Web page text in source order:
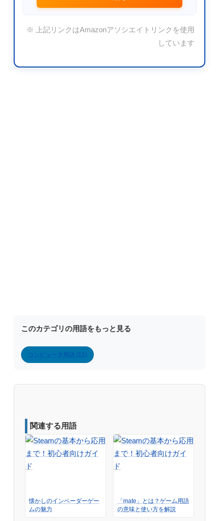
※ 上記リンクはAmazonアソシエイトリンクを使用
しています
このカテゴリの用語をもっと見る
コンピュータ用語 (11)
関連する用語
懐かしのインベーダーゲー
ムの魅力
「mate」とは？ゲーム用語
の意味と使い方を解説